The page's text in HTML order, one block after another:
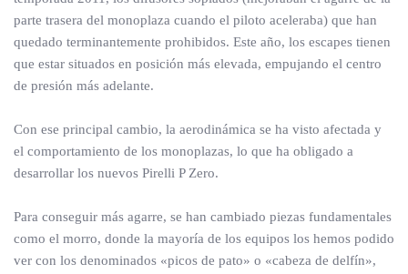
parte trasera del monoplaza cuando el piloto aceleraba) que han
quedado terminantemente prohibidos. Este año, los escapes tienen
que estar situados en posición más elevada, empujando el centro
de presión más adelante.
Con ese principal cambio, la aerodinámica se ha visto afectada y
el comportamiento de los monoplazas, lo que ha obligado a
desarrollar los nuevos Pirelli P Zero.
Para conseguir más agarre, se han cambiado piezas fundamentales
como el morro, donde la mayoría de los equipos los hemos podido
ver con los denominados «picos de pato» o «cabeza de delfín»,